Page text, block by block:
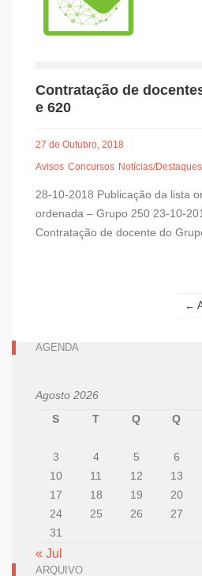
Contratação de
e 620
27 de Outubro, 2018
Avisos Concursos Notícias/Destaques
28-10-2018 Publicação da lista
ordenada – Grupo 250 23-10-
Contratação de docente do
←
AGENDA
Agosto 2026
S
T Q Q
3
4 5 6
10
11 12 13
17
18 19 20
24
25 26 27
31
« Jul
ARQUIVO